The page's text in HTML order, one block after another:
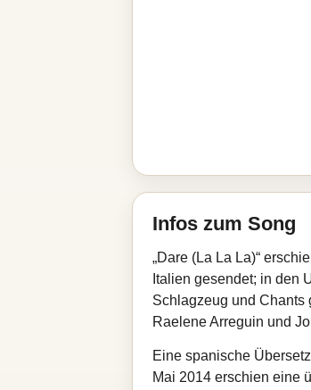
Infos zum Song
„Dare (La La La)“
Italien gesendet; in den
Schlagzeug und Chants
Raelene Arreguin und
Eine spanische
Mai 2014 erschien eine